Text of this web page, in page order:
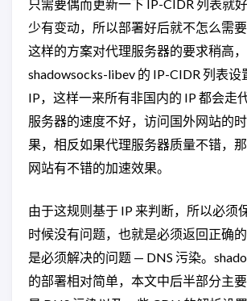
只需要偶而更新一下 IP-CIDR 列表就
少有变动，所以部署好后就不怎么需
这样的方案对代理服务器的要求稍高
shadowsocks-libev 的 IP-CIDR 列表设
IP，这样一来所有非国内的 IP 都会走
服务器的速度不好，访问国外网站的
果，相反如果代理服务器质量不错，
网站有不错的加速效果。
由于这规则基于 IP 来判断，所以必须
时候没有问题，也就是必须返回正确
是必须解决的问题 — DNS 污染。
的部署相对简单，本文中后半部分主